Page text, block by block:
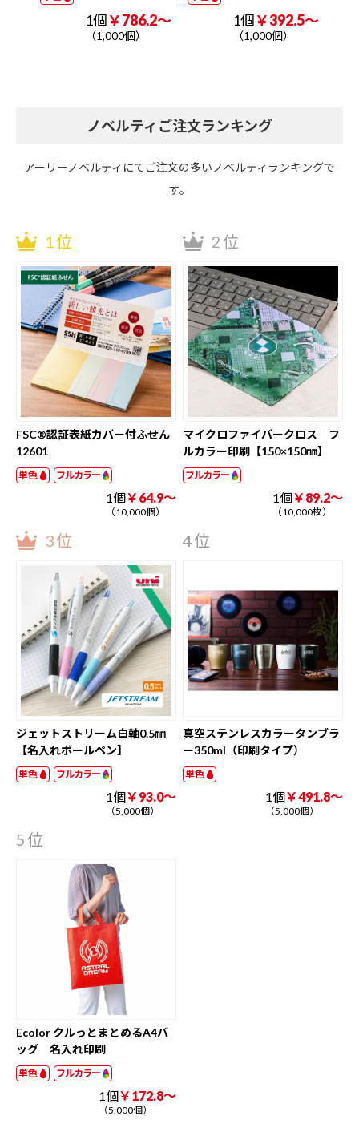
￥786.2～ 1個￥392.5～ 単色
ノベルティご注文ランキング
アーリーノベルティにてご注文の多いノベルティランキングで
す。
1位
FSC®認証表紙カバー付ふせん
12601
単色 フルカラー
1個￥64.9～
（10,000個）
2位
マイクロファイバークロス フ
ルカラー印刷【150×150㎜】
フルカラー
1個￥89.2～
（10,000枚）
3位
ジェットストリーム白軸0.5㎜
【名入れボールペン】
単色 フルカラー
1個￥93.0～
（5,000個）
4位
真空ステンレスカラータンブラ
ー350ml（印刷タイプ）
単色
1個￥491.8～
（5,000個）
5位
Ecolor クルっとまとめるA4バ
ッグ 名入れ印刷
単色 フルカラー
1個￥172.8～
（5,000個）